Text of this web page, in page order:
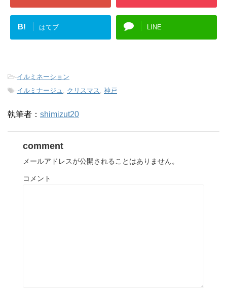
B! はてブ LINE
-イルミネーション
-イルミナージュ クリスマス 神戸
執筆者： shimizut20
comment
メールアドレスが公開されることはありません。
コメント